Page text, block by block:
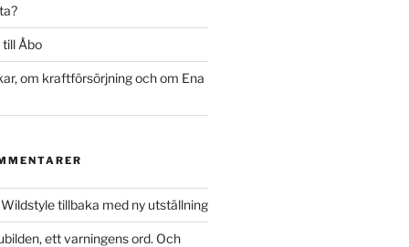
Åbo
om kraftförsörjning och om Ena
Wildstyle tillbaka med ny utställning
ett varningens ord. Och